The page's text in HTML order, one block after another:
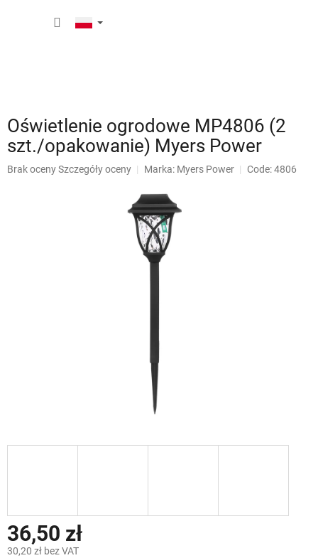
Oświetlenie ogrodowe MP4806 (2
szt./opakowanie) Myers Power
Średnia
Brak ocenySzczegóły oceny Marka: Myers Power Code: 4806
36,50 zł
30,20 zł bez VAT